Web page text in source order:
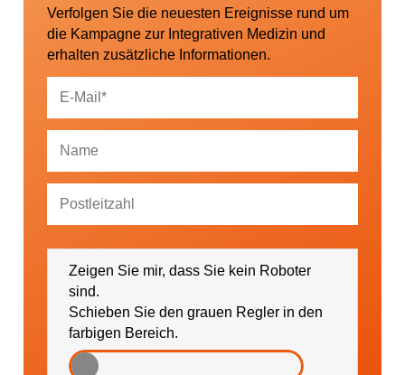
Verfolgen Sie die neuesten Ereignisse rund um
die Kampagne zur Integrativen Medizin und
erhalten zusätzliche Informationen.
Veranstaltungen sowie regionale Ereignisse (falls
gewünscht bitte PLZ eintragen) informieren darf.
Zeigen Sie mir, dass Sie kein Roboter
sind.
Schieben Sie den grauen Regler in den
farbigen Bereich.